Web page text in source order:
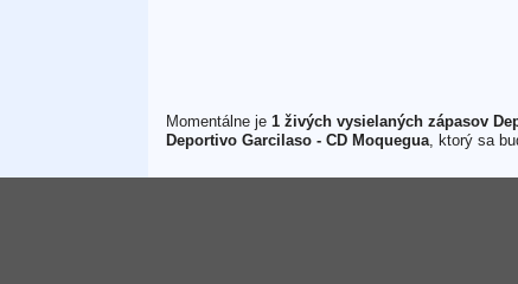
Momentálne je 1 živých vysielaných zápasov
Deportivo Garcilaso - CD Moquegua, ktorý sa